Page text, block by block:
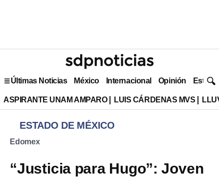
Últimas Noticias México Internacional Opinión Estilo
ASPIRANTE UNAM AMPARO LUIS CÁRDENAS MVS
ESTADO DE MÉXICO
Edomex
“Justicia para Hugo”: Joven